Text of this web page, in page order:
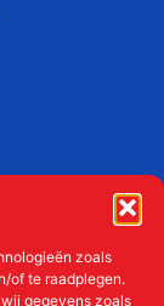
zoals
of te raadplegen.
gegevens zoals